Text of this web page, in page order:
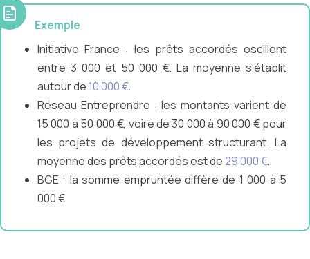
Exemple
Initiative France : les prêts accordés oscillent
entre 3 000 et 50 000 €. La moyenne s'établit
autour de 10 000 €.
Réseau Entreprendre : les montants varient de
15 000 à 50 000 €, voire de 30 000 à 90 000 € pour
les projets de développement structurant. La
moyenne des prêts accordés est de29 000 €.
BGE : la somme empruntée diffère de 1 000 à 5
000 €.